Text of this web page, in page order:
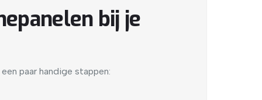
bij je
paar handige stappen: